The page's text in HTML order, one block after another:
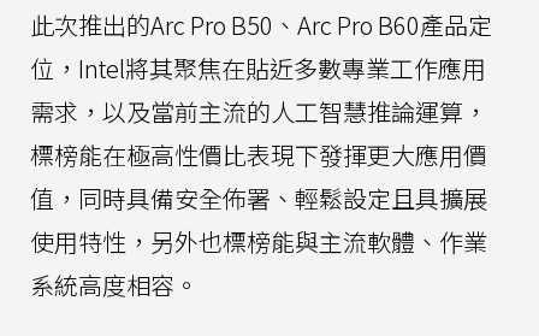
此次推出的Arc Pro B50、Arc Pro B60產品定
位，Intel將其聚焦在貼近多數專業工作應用
需求，以及當前主流的人工智慧推論運算，
標榜能在極高性價比表現下發揮更大應用價
值，同時具備安全佈署、輕鬆設定且具擴展
使用特性，另外也標榜能與主流軟體、作業
系統高度相容。